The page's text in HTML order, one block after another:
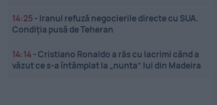
14:25 - Iranul refuză negocierile directe cu SUA.
Condiția pusă de Teheran
14:14-Cristiano Ronaldo a râs cu lacrimi când a
văzut ce s-a întâmplat la „nunta” lui din Madeira